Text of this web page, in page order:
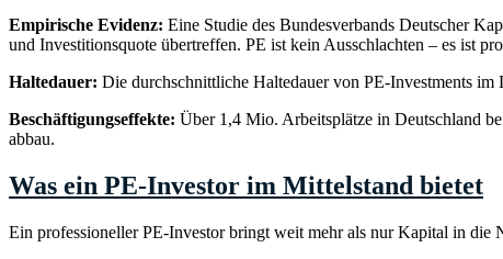
Empirische Evidenz: Eine Studie des Bundesverbands Deutscher
und Investitionsquote übertreffen. PE ist kein Ausschlachten – es ist
Haltedauer: Die durchschnittliche Haltedauer von PE-Investments
Beschäftigungseffekte: Über 1,4 Mio. Arbeitsplätze in Deutschland
abbau.
Was ein PE-Investor im Mittelstand bietet
Ein professioneller PE-Investor bringt weit mehr als nur Kapital in die